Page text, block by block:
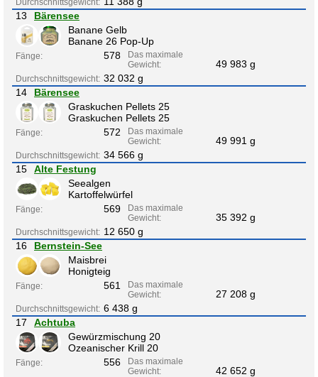
13
Bärensee
Banane Gelb
Banane 26 Pop-Up
Fänge: 578
Das maximale
Gewicht:
49 983 g
Durchschnittsgewicht: 32 032 g
14
Bärensee
Graskuchen Pellets 25
Graskuchen Pellets 25
Fänge: 572
Das maximale
Gewicht:
49 991 g
Durchschnittsgewicht: 34 566 g
15
Alte Festung
Seealgen
Kartoffelwürfel
Fänge: 569
Das maximale
Gewicht:
35 392 g
Durchschnittsgewicht: 12 650 g
16
Bernstein-See
Maisbrei
Honigteig
Fänge: 561
Das maximale
Gewicht:
27 208 g
Durchschnittsgewicht: 6 438 g
17
Achtuba
Gewürzmischung 20
Ozeanischer Krill 20
Fänge: 556
Das maximale
Gewicht:
42 652 g